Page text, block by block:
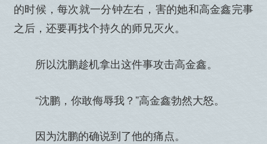
的时候，每次就一分钟左右，害的她和高金鑫完事
之后，还要再找个持久的师兄灭火。
所以沈鹏趁机拿出这件事攻击高金鑫。
“沈鹏，你敢侮辱我？”高金鑫勃然大怒。
因为沈鹏的确说到了他的痛点。